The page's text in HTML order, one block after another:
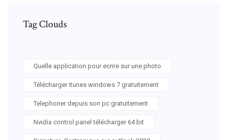
Tag Clouds
Quelle application pour ecrire sur une photo
Télécharger itunes windows 7 gratuitement
Telephoner depuis son pc gratuitement
Nvidia control panel télécharger 64 bit